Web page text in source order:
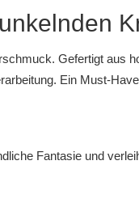
Gefertigt aus
Ein Must-
Fantasie und